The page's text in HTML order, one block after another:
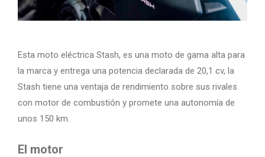
Esta moto eléctrica Stash, es una moto de gama alta para
la marca y entrega una potencia declarada de 20,1 cv, la
Stash tiene una ventaja de rendimiento sobre sus rivales
con motor de combustión y promete una autonomía de
unos 150 km.
El motor